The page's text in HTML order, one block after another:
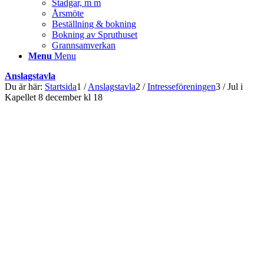
Stadgar, m m
Årsmöte
Beställning & bokning
Bokning av Spruthuset
Grannsamverkan
Menu Menu
Anslagstavla
Du är här: Startsida1 / Anslagstavla2 / Intresseföreningen3 / Jul i
Kapellet 8 december kl 18